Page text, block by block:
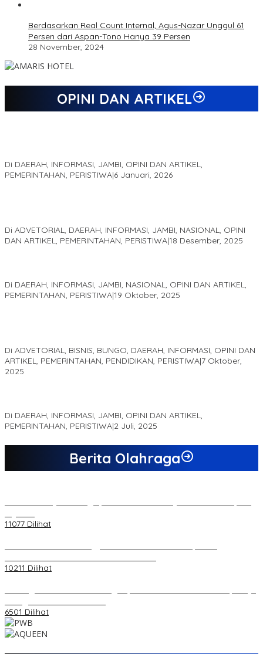
Berdasarkan Real Count Internal, Agus-Nazar Unggul 61
Persen dari Aspan-Tono Hanya 39 Persen
28 November, 2024
OPINI DAN ARTIKEL
Di DAERAH, INFORMASI, JAMBI, OPINI DAN ARTIKEL,
PEMERINTAHAN, PERISTIWA|6 Januari, 2026
Di ADVETORIAL, DAERAH, INFORMASI, JAMBI, NASIONAL, OPINI
DAN ARTIKEL, PEMERINTAHAN, PERISTIWA|18 Desember, 2025
Di DAERAH, INFORMASI, JAMBI, NASIONAL, OPINI DAN ARTIKEL,
PEMERINTAHAN, PERISTIWA|19 Oktober, 2025
Di ADVETORIAL, BISNIS, BUNGO, DAERAH, INFORMASI, OPINI DAN
ARTIKEL, PEMERINTAHAN, PENDIDIKAN, PERISTIWA|7 Oktober,
2025
Di DAERAH, INFORMASI, JAMBI, OPINI DAN ARTIKEL,
PEMERINTAHAN, PERISTIWA|2 Juli, 2025
Berita Olahraga
11077 Dilihat
10211 Dilihat
6501 Dilihat